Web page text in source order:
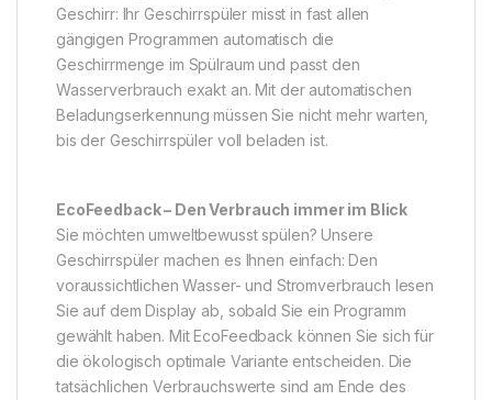
Geschirr: Ihr Geschirrspüler misst in fast allen
gängigen Programmen automatisch die
Geschirrmenge im Spülraum und passt den
Wasserverbrauch exakt an. Mit der automatischen
Beladungserkennung müssen Sie nicht mehr warten,
bis der Geschirrspüler voll beladen ist.
EcoFeedback – Den Verbrauch immer im Blick
Sie möchten umweltbewusst spülen? Unsere
Geschirrspüler machen es Ihnen einfach: Den
voraussichtlichen Wasser- und Stromverbrauch lesen
Sie auf dem Display ab, sobald Sie ein Programm
gewählt haben. Mit EcoFeedback können Sie sich für
die ökologisch optimale Variante entscheiden. Die
tatsächlichen Verbrauchswerte sind am Ende des